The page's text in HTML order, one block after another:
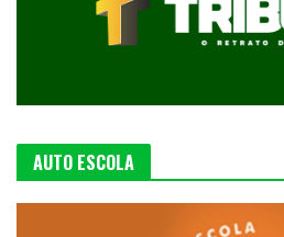
AUTO ESCOLA